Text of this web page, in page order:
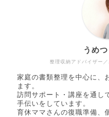
整理収納アドバイザー
うめ
家庭の書類整理を中心に、
ます。
訪問サポート・講座を通し
手伝いをしています。
育休ママさんの復職準備、